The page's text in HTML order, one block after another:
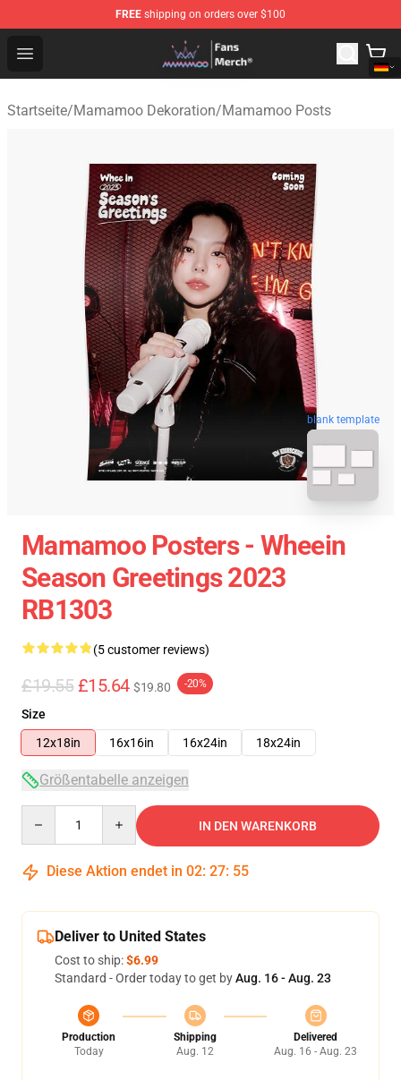
FREE shipping on orders over $100
Open menu
Mamamoo Store - Official Mamamoo Merchandise Shop
Startseite/Mamamoo Dekoration/Mamamoo Posts
blank template
Mamamoo Posters - Wheein
Season Greetings 2023
RB1303
(5 customer reviews)
£19.55 £15.64 $19.80 -20%
Size
12x18in
16x16in 16x24in 18x24in
Größentabelle anzeigen
IN DEN WARENKORB
Diese Aktion endet in 02: 27: 54
Deliver to United States
Cost to ship:$6.99
Standard - Order today to get byAug. 16 - Aug. 23
Production
Today
Shipping
Aug. 12
Delivered
Aug. 16 - Aug. 23